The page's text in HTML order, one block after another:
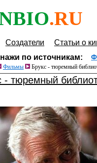
.RU
Создатели Статьи о
по источникам:
Фильмы Брукс - тюремный
- тюремный